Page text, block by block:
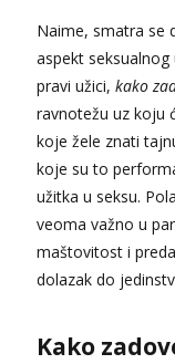
Naime, smatra se
aspekt
pravi užici, kako
ravnotežu uz koju
koje žele znati
koje su to
užitka u seksu.
veoma važno u
maštovitost i
dolazak do
Kako